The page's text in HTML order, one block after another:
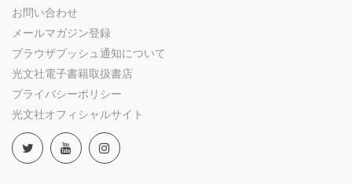
お問い合わせ
メールマガジン登録
ブラウザプッシュ通知について
光文社電子書籍取扱書店
プライバシーポリシー
光文社オフィシャルサイト